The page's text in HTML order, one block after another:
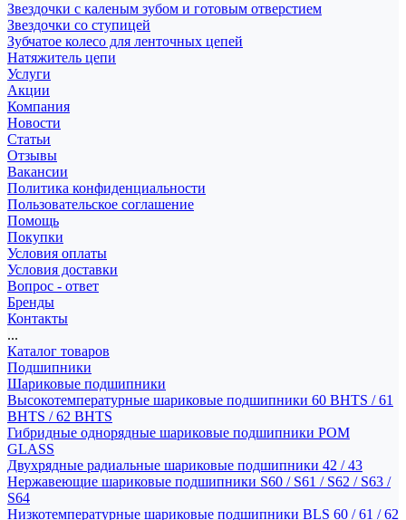
Звездочки с каленым зубом и готовым отверстием
Звездочки со ступицей
Зубчатое колесо для ленточных цепей
Натяжитель цепи
Услуги
Акции
Компания
Новости
Статьи
Отзывы
Вакансии
Политика конфиденциальности
Пользовательское соглашение
Помощь
Покупки
Условия оплаты
Условия доставки
Вопрос - ответ
Бренды
Контакты
...
Каталог товаров
Подшипники
Шариковые подшипники
Высокотемпературные шариковые подшипники 60 BHTS / 61
BHTS / 62 BHTS
Гибридные однорядные шариковые подшипники POM
GLASS
Двухрядные радиальные шариковые подшипники 42 / 43
Нержавеющие шариковые подшипники S60 / S61 / S62 / S63 /
S64
Низкотемпературные шариковые подшипники BLS 60 / 61 / 62